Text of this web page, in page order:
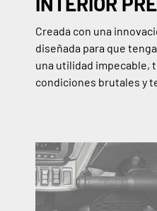
Creada con una
diseñada para que
una utilidad impecable,
condiciones brutales y